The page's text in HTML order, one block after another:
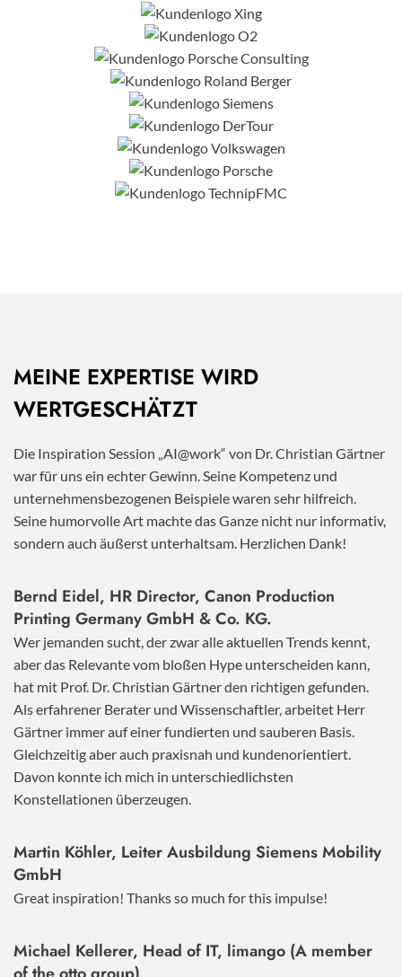
MEINE EXPERTISE WIRD
WERTGESCHÄTZT
Die Inspiration Session „AI@work“ von Dr. Christian Gärtner
war für uns ein echter Gewinn. Seine Kompetenz und
unternehmensbezogenen Beispiele waren sehr hilfreich.
Seine humorvolle Art machte das Ganze nicht nur informativ,
sondern auch äußerst unterhaltsam. Herzlichen Dank!
Bernd Eidel, HR Director, Canon Production
Printing Germany GmbH & Co. KG.
Wer jemanden sucht, der zwar alle aktuellen Trends kennt,
aber das Relevante vom bloßen Hype unterscheiden kann,
hat mit Prof. Dr. Christian Gärtner den richtigen gefunden.
Als erfahrener Berater und Wissenschaftler, arbeitet Herr
Gärtner immer auf einer fundierten und sauberen Basis.
Gleichzeitig aber auch praxisnah und kundenorientiert.
Davon konnte ich mich in unterschiedlichsten
Konstellationen überzeugen.
Martin Köhler, Leiter Ausbildung Siemens Mobility
GmbH
Great inspiration! Thanks so much for this impulse!
Michael Kellerer, Head of IT, limango (A member